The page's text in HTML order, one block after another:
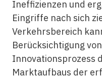
Ineffizienzen und
Eingriffe nach sich
Verkehrsbereich
Berücksichtigung
Innovationsprozess
Marktaufbaus der